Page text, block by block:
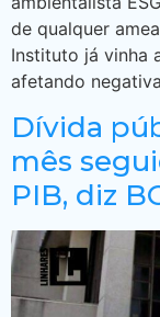
de qualquer
Instituto já vinha
afetando
Dívida
mês
PIB, diz